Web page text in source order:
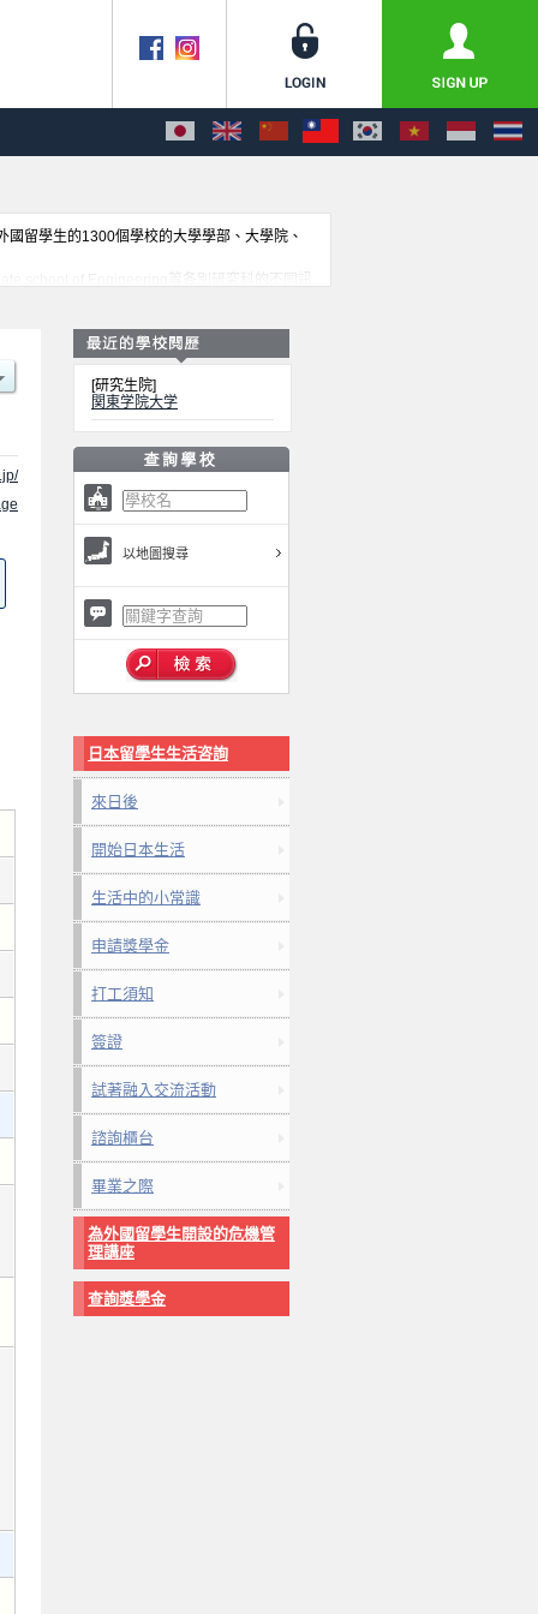
留學生的1300個學校的大學學部、大學院、
[研究生院]
関東学院大学
以地圖搜尋
日本留學生生活咨詢
來日後
開始日本生活
生活中的小常識
申請獎學金
打工須知
簽證
試著融入交流活動
諮詢櫃台
畢業之際
為外國留學生開設的危機管
理講座
查詢獎學金